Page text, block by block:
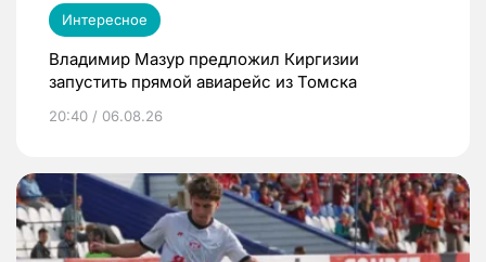
Интересное
Владимир Мазур предложил Киргизии
запустить прямой авиарейс из Томска
20:40 / 06.08.26